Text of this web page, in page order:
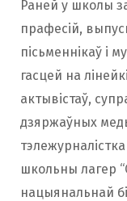
Раней у школы
прафесій,
пісьменнікаў і
гасцей на
актывістаў,
дзяржаўных
школьны лагер
нацыянальнай